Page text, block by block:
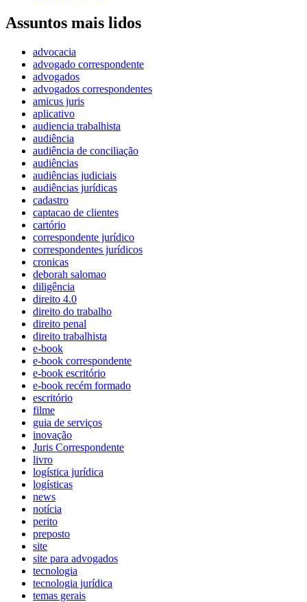
Assuntos mais lidos
advocacia
advogado correspondente
advogados
advogados correspondentes
amicus juris
aplicativo
audiencia trabalhista
audiência
audiência de conciliação
audiências
audiências judiciais
audiências jurídicas
cadastro
captacao de clientes
cartório
correspondente jurídico
correspondentes jurídicos
cronicas
deborah salomao
diligência
direito 4.0
direito do trabalho
direito penal
direito trabalhista
e-book
e-book correspondente
e-book escritório
e-book recém formado
escritório
filme
guia de serviços
inovação
Juris Correspondente
livro
logística jurídica
logísticas
news
notícia
perito
preposto
site
site para advogados
tecnologia
tecnologia jurídica
temas gerais